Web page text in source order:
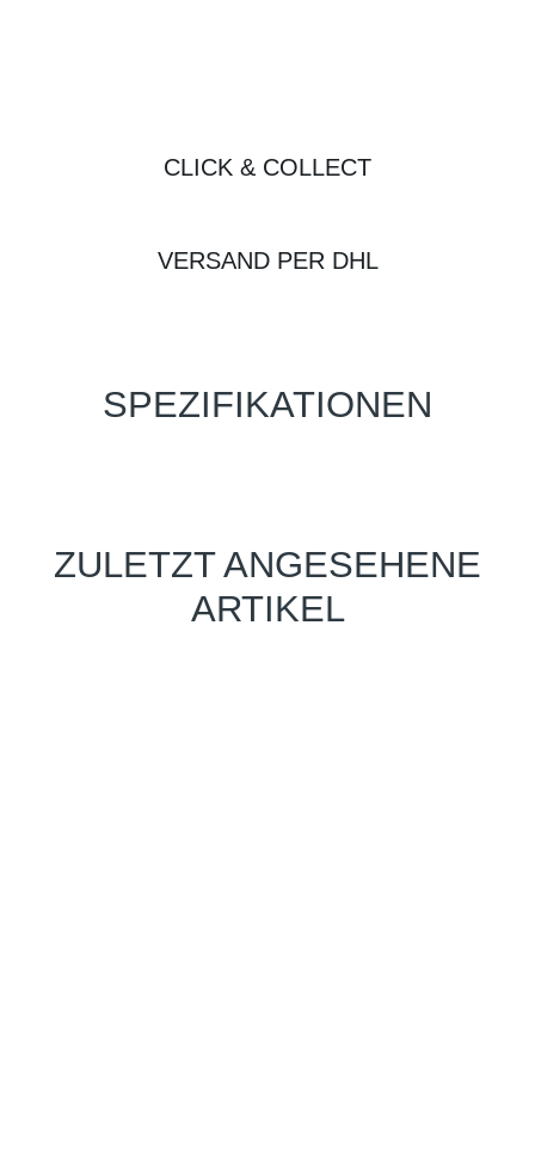
CLICK & COLLECT
VERSAND PER DHL
SPEZIFIKATIONEN
ZULETZT ANGESEHENE
ARTIKEL